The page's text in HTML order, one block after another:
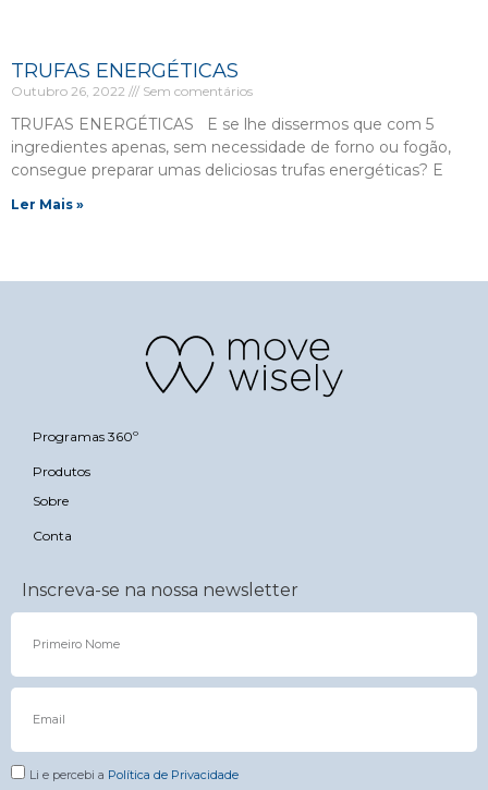
TRUFAS ENERGÉTICAS
Outubro 26, 2022 Sem comentários
TRUFAS ENERGÉTICAS E se lhe dissermos que com 5
ingredientes apenas, sem necessidade de forno ou fogão,
consegue preparar umas deliciosas trufas energéticas? E
Ler Mais »
Programas 360º
Produtos
Sobre
Conta
Inscreva-se na nossa newsletter
Li e percebi a Política de Privacidade